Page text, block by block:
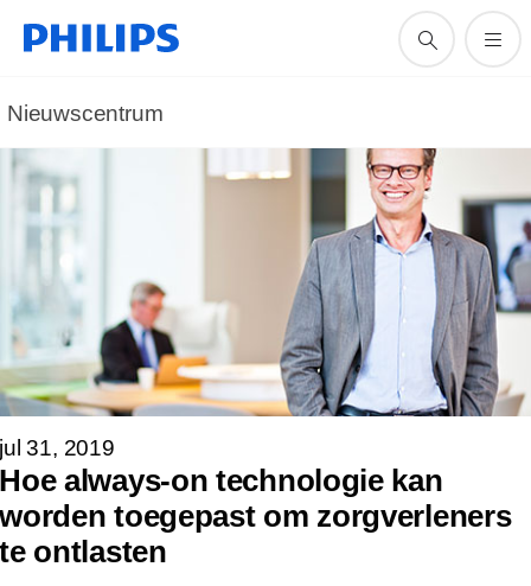
Nieuwscentrum
jul 31, 2019
Hoe always-on technologie kan
worden toegepast om zorgverleners
te ontlasten